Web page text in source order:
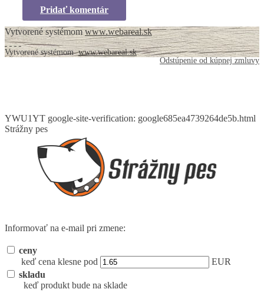
Pridať komentár
Vytvorené systémomwww.webareal.sk
Vytvorené systémom www.webareal.sk
Odstúpenie od kúpnej zmluvy
YWU1YT google-site-verification: google685ea4739264de5b.html
Strážny pes
Informovať na e-mail pri zmene:
ceny
keď cena klesne pod
EUR
skladu
keď produkt bude na sklade